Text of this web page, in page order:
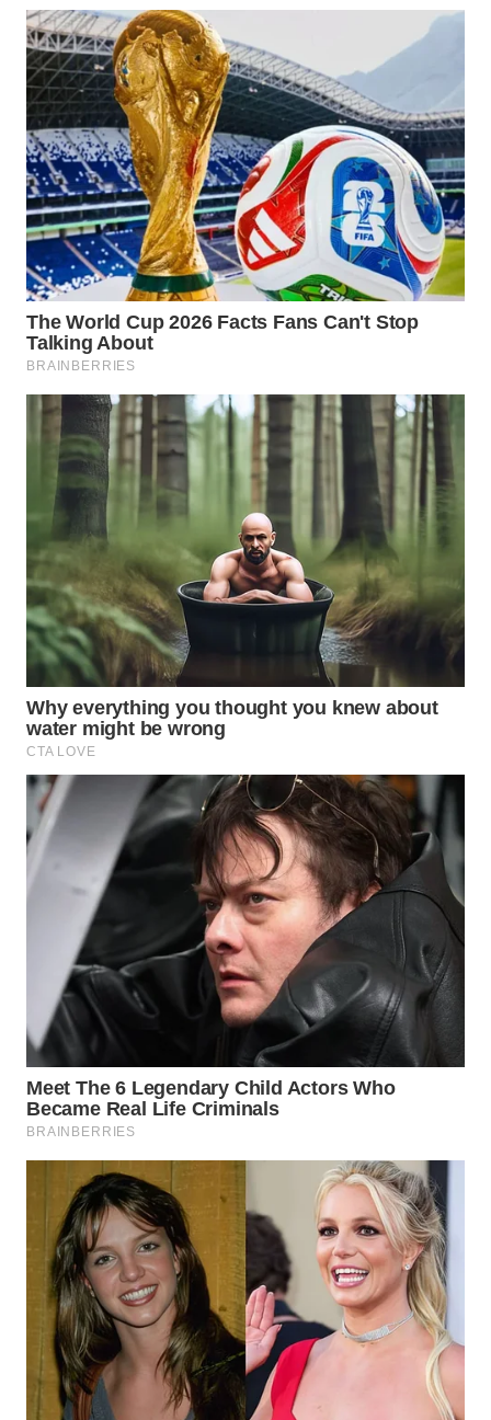
WN
INDRAMAYU
WN
KUNINGAN
WN
MAJALENGKA
WN
WN
SUKABUMI
WN
PURWAKARTA
WN
PRIANGAN
WN
SEMARANG
WN
SOLO
BOROBUDUR
MADURA
WN
SURABAYA
NATUNA
WN
WN
MANDALIKA
WN
LIKUPANG
WN
LABUANBAJO